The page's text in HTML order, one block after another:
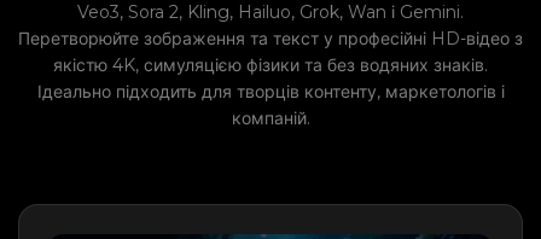
Veo3, Sora 2, Kling, Hailuo, Grok, Wan і Gemini.
Перетворюйте зображення та текст у професійні HD-відео з
якістю 4K, симуляцією фізики та без водяних знаків.
Ідеально підходить для творців контенту, маркетологів і
компаній.